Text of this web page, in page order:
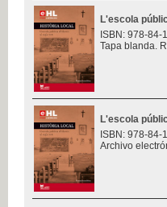
L'escola
ISBN: 978-84-
Tapa blanda.
L'escola
ISBN: 978-84-
Archivo